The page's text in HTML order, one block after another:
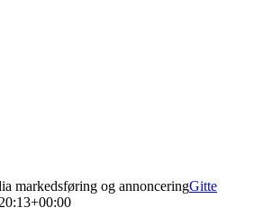
markedsføring og annonceringGitte